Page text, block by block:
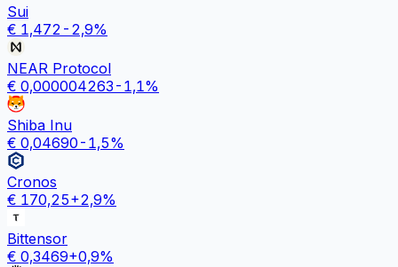
Sui
€ 1,472 -2,9%
NEAR Protocol
€ 0,000004263 -1,1%
Shiba Inu
€ 0,04690 -1,5%
Cronos
€ 170,25+2,9%
Bittensor
€ 0,3469+0,9%